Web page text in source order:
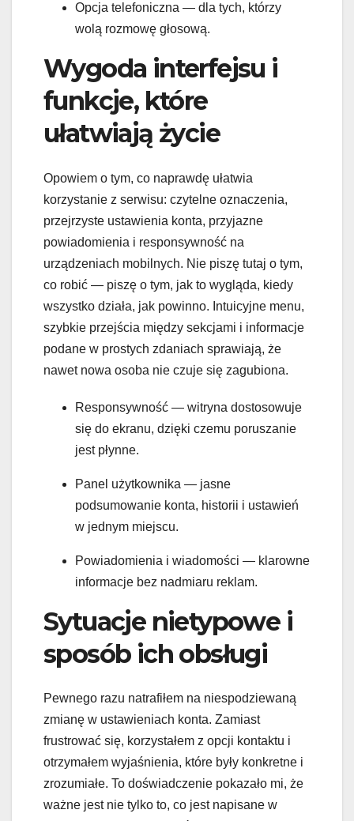
Opcja telefoniczna — dla tych, którzy
wolą rozmowę głosową.
Wygoda interfejsu i
funkcje, które
ułatwiają życie
Opowiem o tym, co naprawdę ułatwia
korzystanie z serwisu: czytelne oznaczenia,
przejrzyste ustawienia konta, przyjazne
powiadomienia i responsywność na
urządzeniach mobilnych. Nie piszę tutaj o tym,
co robić — piszę o tym, jak to wygląda, kiedy
wszystko działa, jak powinno. Intuicyjne menu,
szybkie przejścia między sekcjami i informacje
podane w prostych zdaniach sprawiają, że
nawet nowa osoba nie czuje się zagubiona.
Responsywność — witryna dostosowuje
się do ekranu, dzięki czemu poruszanie
jest płynne.
Panel użytkownika — jasne
podsumowanie konta, historii i ustawień
w jednym miejscu.
Powiadomienia i wiadomości — klarowne
informacje bez nadmiaru reklam.
Sytuacje nietypowe i
sposób ich obsługi
Pewnego razu natrafiłem na niespodziewaną
zmianę w ustawieniach konta. Zamiast
frustrować się, korzystałem z opcji kontaktu i
otrzymałem wyjaśnienia, które były konkretne i
zrozumiałe. To doświadczenie pokazało mi, że
ważne jest nie tylko to, co jest napisane w